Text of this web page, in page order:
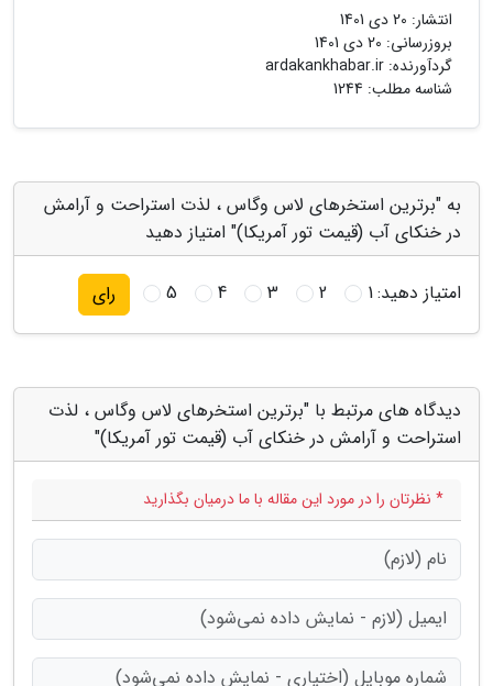
انتشار: 20 دی 1401
بروزرسانی: 20 دی 1401
گردآورنده: ardakankhabar.ir
شناسه مطلب: 1244
به "برترین استخرهای لاس وگاس ، لذت استراحت و آرامش
در خنکای آب (قیمت تور آمریکا)" امتیاز دهید
امتیاز دهید:1
2
3
4
5 رای
دیدگاه های مرتبط با "برترین استخرهای لاس وگاس ، لذت
استراحت و آرامش در خنکای آب (قیمت تور آمریکا)"
* نظرتان را در مورد این مقاله با ما درمیان بگذارید